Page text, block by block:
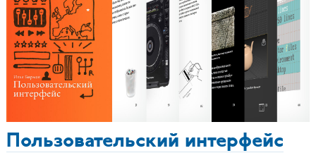
Пользовательский интерфейс